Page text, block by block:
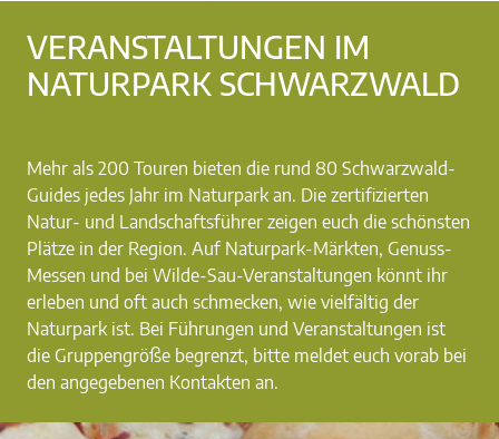
VERANSTALTUNGEN IM
NATURPARK SCHWARZWALD
Mehr als 200 Touren bieten die rund 80 Schwarzwald-
Guides jedes Jahr im Naturpark an. Die zertifizierten
Natur- und Landschaftsführer zeigen euch die schönsten
Plätze in der Region. Auf Naturpark-Märkten, Genuss-
Messen und bei Wilde-Sau-Veranstaltungen könnt ihr
erleben und oft auch schmecken, wie vielfältig der
Naturpark ist. Bei Führungen und Veranstaltungen ist
die Gruppengröße begrenzt, bitte meldet euch vorab bei
den angegebenen Kontakten an.